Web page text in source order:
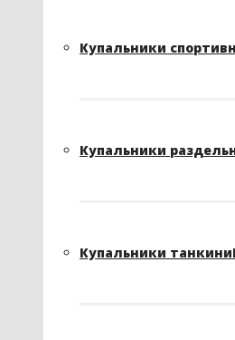
Купальники
Купальники
Купальники танкини